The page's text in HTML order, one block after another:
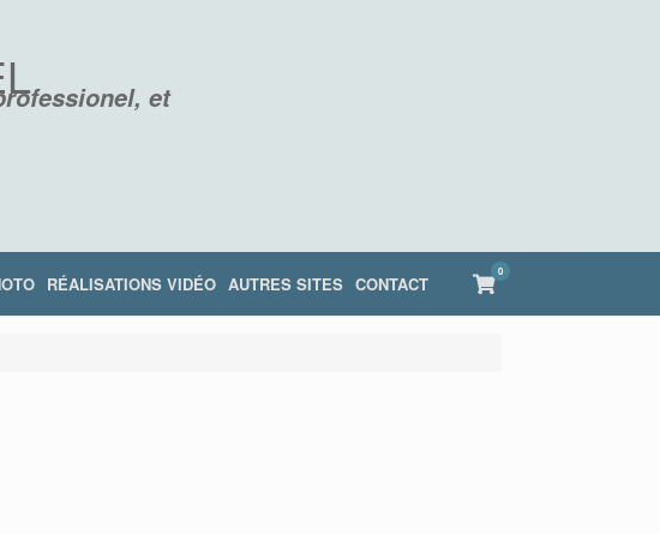
et
RÉALISATIONS VIDÉO AUTRES SITES CONTACT View
shopping
cart
0